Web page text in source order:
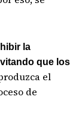
la
que los
el
de